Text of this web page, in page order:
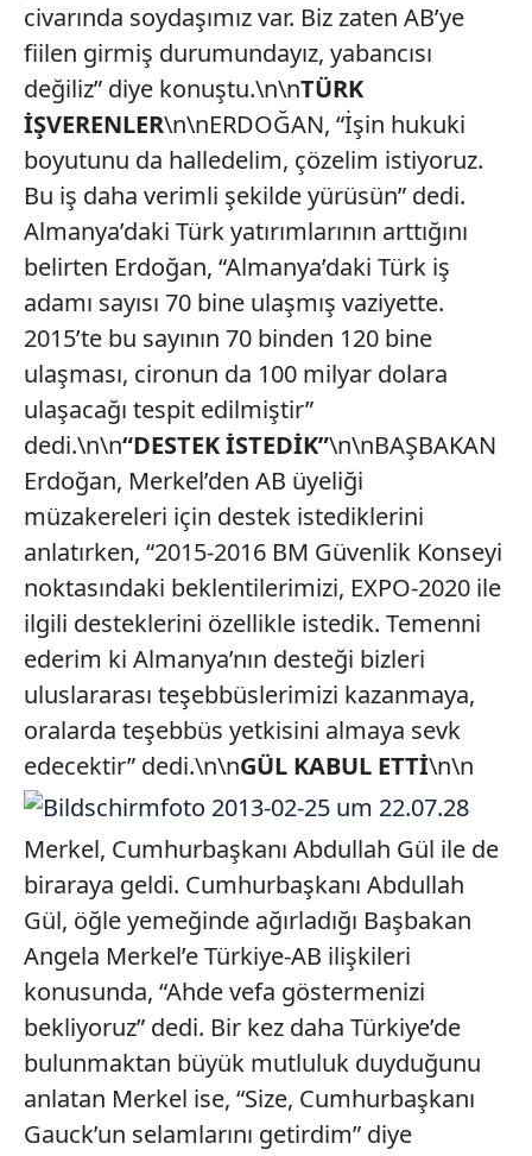
civarında soydaşımız var. Biz zaten AB’ye
fiilen girmiş durumundayız, yabancısı
değiliz” diye konuştu.\n\nTÜRK
İŞVERENLER\n\nERDOĞAN, “İşin hukuki
boyutunu da halledelim, çözelim istiyoruz.
Bu iş daha verimli şekilde yürüsün” dedi.
Almanya’daki Türk yatırımlarının arttığını
belirten Erdoğan, “Almanya’daki Türk iş
adamı sayısı 70 bine ulaşmış vaziyette.
2015’te bu sayının 70 binden 120 bine
ulaşması, cironun da 100 milyar dolara
ulaşacağı tespit edilmiştir”
dedi.\n\n“DESTEK İSTEDİK”\n\nBAŞBAKAN
Erdoğan, Merkel’den AB üyeliği
müzakereleri için destek istediklerini
anlatırken, “2015-2016 BM Güvenlik Konseyi
noktasındaki beklentilerimizi, EXPO-2020 ile
ilgili desteklerini özellikle istedik. Temenni
ederim ki Almanya’nın desteği bizleri
uluslararası teşebbüslerimizi kazanmaya,
oralarda teşebbüs yetkisini almaya sevk
edecektir” dedi.\n\nGÜL KABUL ETTİ\n\n
Merkel, Cumhurbaşkanı Abdullah Gül ile de
biraraya geldi. Cumhurbaşkanı Abdullah
Gül, öğle yemeğinde ağırladığı Başbakan
Angela Merkel’e Türkiye-AB ilişkileri
konusunda, “Ahde vefa göstermenizi
bekliyoruz” dedi. Bir kez daha Türkiye’de
bulunmaktan büyük mutluluk duyduğunu
anlatan Merkel ise, “Size, Cumhurbaşkanı
Gauck’un selamlarını getirdim” diye